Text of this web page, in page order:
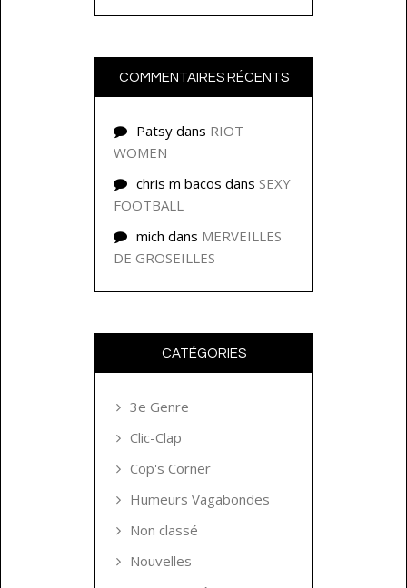
COMMENTAIRES RÉCENTS
Patsy dans RIOT
WOMEN
chris m bacos dans SEXY
FOOTBALL
mich dans MERVEILLES
DE GROSEILLES
CATÉGORIES
3e Genre
Clic-Clap
Cop's Corner
Humeurs Vagabondes
Non classé
Nouvelles